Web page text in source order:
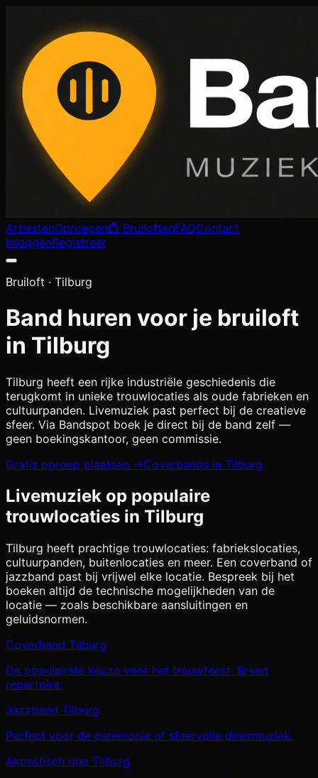
ArtiestenOproepen💍 BruiloftenFAQContact
InloggenRegistreer
Bruiloft · Tilburg
Band huren voor je bruiloft
in Tilburg
Tilburg heeft een rijke industriële geschiedenis die
terugkomt in unieke trouwlocaties als oude fabrieken en
cultuurpanden. Livemuziek past perfect bij de creatieve
sfeer. Via Bandspot boek je direct bij de band zelf —
geen boekingskantoor, geen commissie.
Gratis oproep plaatsen →Coverbands in Tilburg
Livemuziek op populaire
trouwlocaties in Tilburg
Tilburg heeft prachtige trouwlocaties: fabriekslocaties,
cultuurpanden, buitenlocaties en meer. Een coverband of
jazzband past bij vrijwel elke locatie. Bespreek bij het
boeken altijd de technische mogelijkheden van de
locatie — zoals beschikbare aansluitingen en
geluidsnormen.
Coverband Tilburg
De populairste keuze voor het trouwfeest. Breed
repertoire.
Jazzband Tilburg
Perfect voor de ceremonie of sfeervolle dinermuziek.
Akoestisch duo Tilburg